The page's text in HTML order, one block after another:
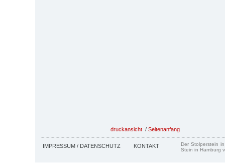
druckansicht / Seitenanfang
IMPRESSUM / DATENSCHUTZ KONTAKT
Der Stolperstein
Stein in Hamburg